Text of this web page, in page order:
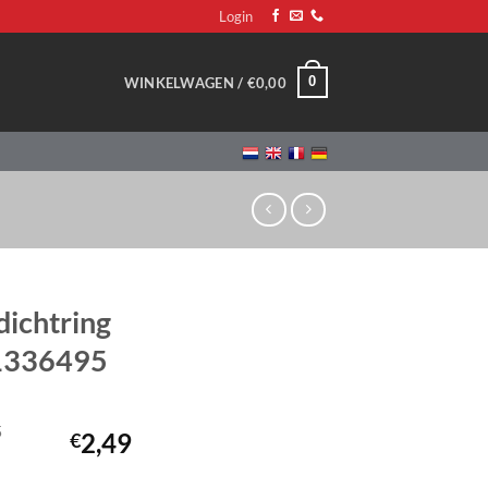
Login
WINKELWAGEN / €0,00 0
€2,49